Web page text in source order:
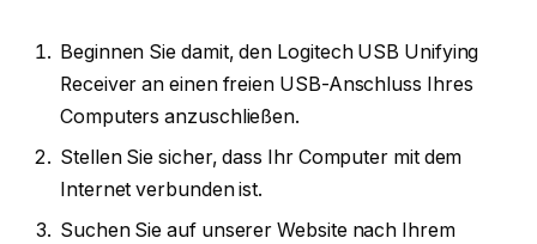
Beginnen Sie damit, den Logitech USB Unifying
Receiver an einen freien USB-Anschluss Ihres
Computers anzuschließen.
Stellen Sie sicher, dass Ihr Computer mit dem
Internet verbunden ist.
Suchen Sie auf unserer Website nach Ihrem